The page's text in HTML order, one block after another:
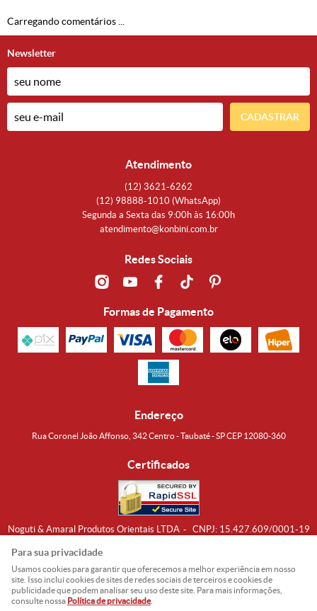
Carregando comentários ...
Newsletter
CADASTRAR
Atendimento
(12) 3621-6262
(12) 98888-1010 (WhatsApp)
Segunda a Sexta das 9:00h às 16:00h
atendimento@konbini.com.br
Redes Sociais
Formas de Pagamento
Endereço
Rua Coronel João Affonso, 342 Centro - Taubaté - SP CEP 12080-360
Certificados
Noguti & Amaral Produtos Orientais LTDA CNPJ: 15.427.609/0001-19
Para sua privacidade
Usamos cookies para garantir que oferecemos a melhor experiência em nosso
site. Isso inclui cookies de sites de redes sociais de terceiros e cookies de
publicidade que podem analisar seu uso deste site. Para mais informações,
consulte nossa Política de privacidade.